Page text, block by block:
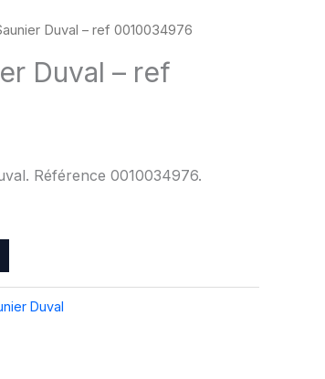
Duval – ref 0010034976
Duval – ref
Référence 0010034976.
Duval